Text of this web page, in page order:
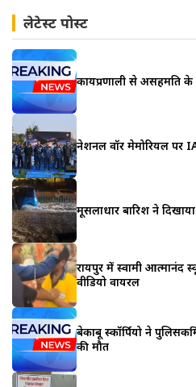
लेटेस्ट पोस्ट
कार्यप्रणाली से असहमति
नेशनल वॉर मेमोरियल पर
मूसलाधार बारिश ने
रायपुर में स्वामी आत्मानंद
वीडियो वायरल
बेकाबू स्कॉर्पियो ने
की मौत